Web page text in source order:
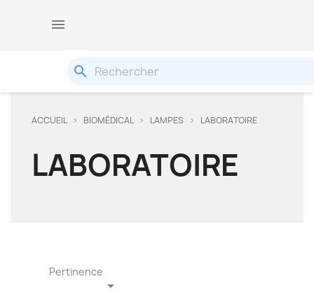

search
ACCUEIL BIOMÉDICAL LAMPES LABORATOIRE
LABORATOIRE
Pertinence
